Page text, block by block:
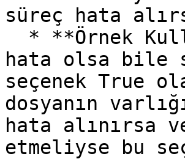
süreç hata
hata olsa bile
seçenek True
dosyanın
hata alınırsa
etmeliyse bu